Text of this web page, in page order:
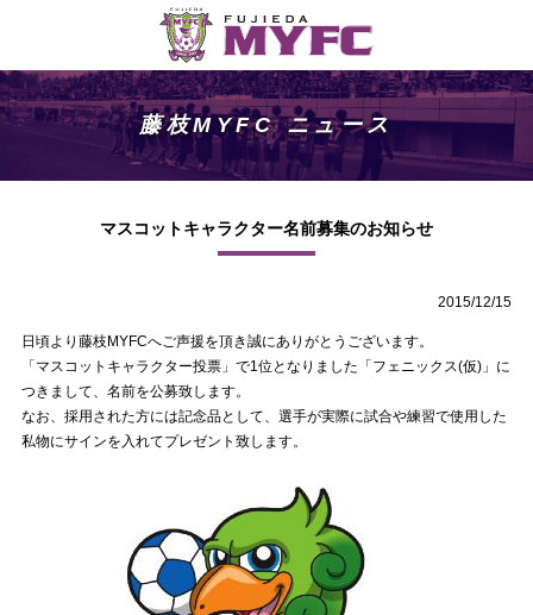
藤枝MYFC ニュース
マスコットキャラクター名前募集のお知らせ
2015/12/15
日頃より藤枝MYFCへご声援を頂き誠にありがとうございます。
「マスコットキャラクター投票」で1位となりました「フェニックス(仮)」に
つきまして、名前を公募致します。
なお、採用された方には記念品として、選手が実際に試合や練習で使用した
私物にサインを入れてプレゼント致します。